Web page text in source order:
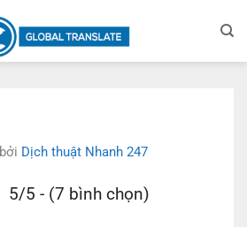
bởi Dịch thuật Nhanh 247
5/5 - (7 bình chọn)